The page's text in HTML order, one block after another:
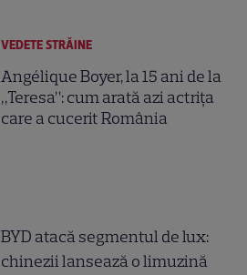
VEDETE STRĂINE
Angélique Boyer, la 15 ani de la
„Teresa”: cum arată azi actrița
care a cucerit România
BYD atacă segmentul de lux:
chinezii lansează o limuzină